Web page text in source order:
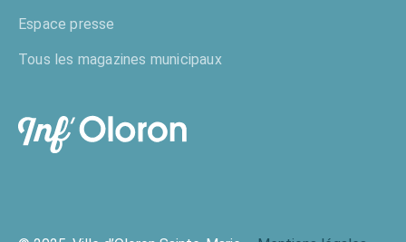
Espace presse
Tous les magazines municipaux